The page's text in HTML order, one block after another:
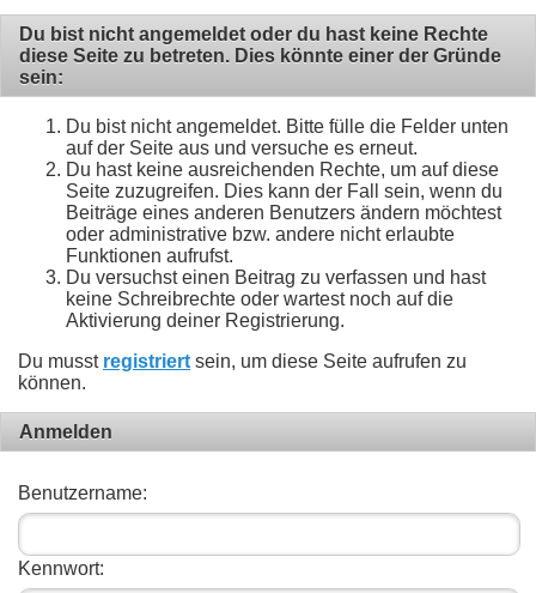
Du bist nicht angemeldet oder du hast keine Rechte
diese Seite zu betreten. Dies könnte einer der Gründe
sein:
Du bist nicht angemeldet. Bitte fülle die Felder unten
auf der Seite aus und versuche es erneut.
Du hast keine ausreichenden Rechte, um auf diese
Seite zuzugreifen. Dies kann der Fall sein, wenn du
Beiträge eines anderen Benutzers ändern möchtest
oder administrative bzw. andere nicht erlaubte
Funktionen aufrufst.
Du versuchst einen Beitrag zu verfassen und hast
keine Schreibrechte oder wartest noch auf die
Aktivierung deiner Registrierung.
Du musst registriert sein, um diese Seite aufrufen zu
können.
Anmelden
Benutzername:
Kennwort: